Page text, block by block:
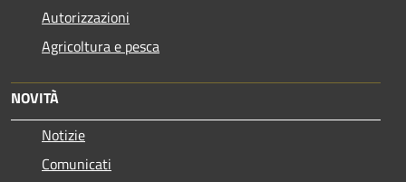
Autorizzazioni
Agricoltura e pesca
NOVITÀ
Notizie
Comunicati